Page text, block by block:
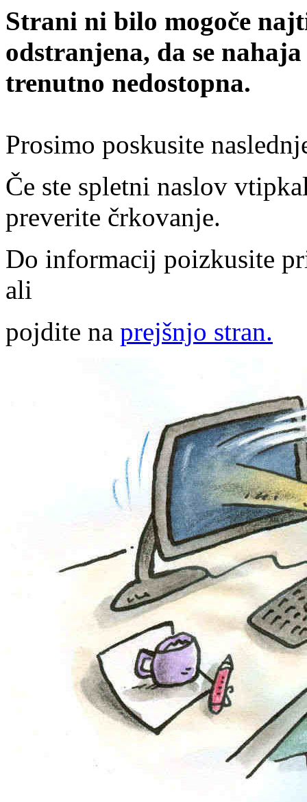
Strani ni bilo mogoče
odstranjena, da se
trenutno nedostopna.
Prosimo poskusite
Če ste spletni naslov
preverite črkovanje.
Do informacij poizkusite
ali
pojdite na prejšnjo stran.